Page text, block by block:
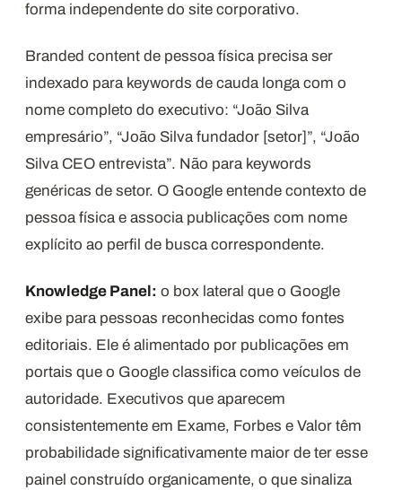
forma independente do site corporativo.
Branded content de pessoa física precisa ser
indexado para keywords de cauda longa com o
nome completo do executivo: “João Silva
empresário”, “João Silva fundador [setor]”, “João
Silva CEO entrevista”. Não para keywords
genéricas de setor. O Google entende contexto de
pessoa física e associa publicações com nome
explícito ao perfil de busca correspondente.
Knowledge Panel: o box lateral que o Google
exibe para pessoas reconhecidas como fontes
editoriais. Ele é alimentado por publicações em
portais que o Google classifica como veículos de
autoridade. Executivos que aparecem
consistentemente em Exame, Forbes e Valor têm
probabilidade significativamente maior de ter esse
painel construído organicamente, o que sinaliza